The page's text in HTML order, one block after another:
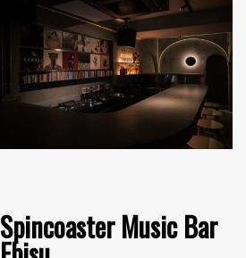
Spincoaster Music Bar